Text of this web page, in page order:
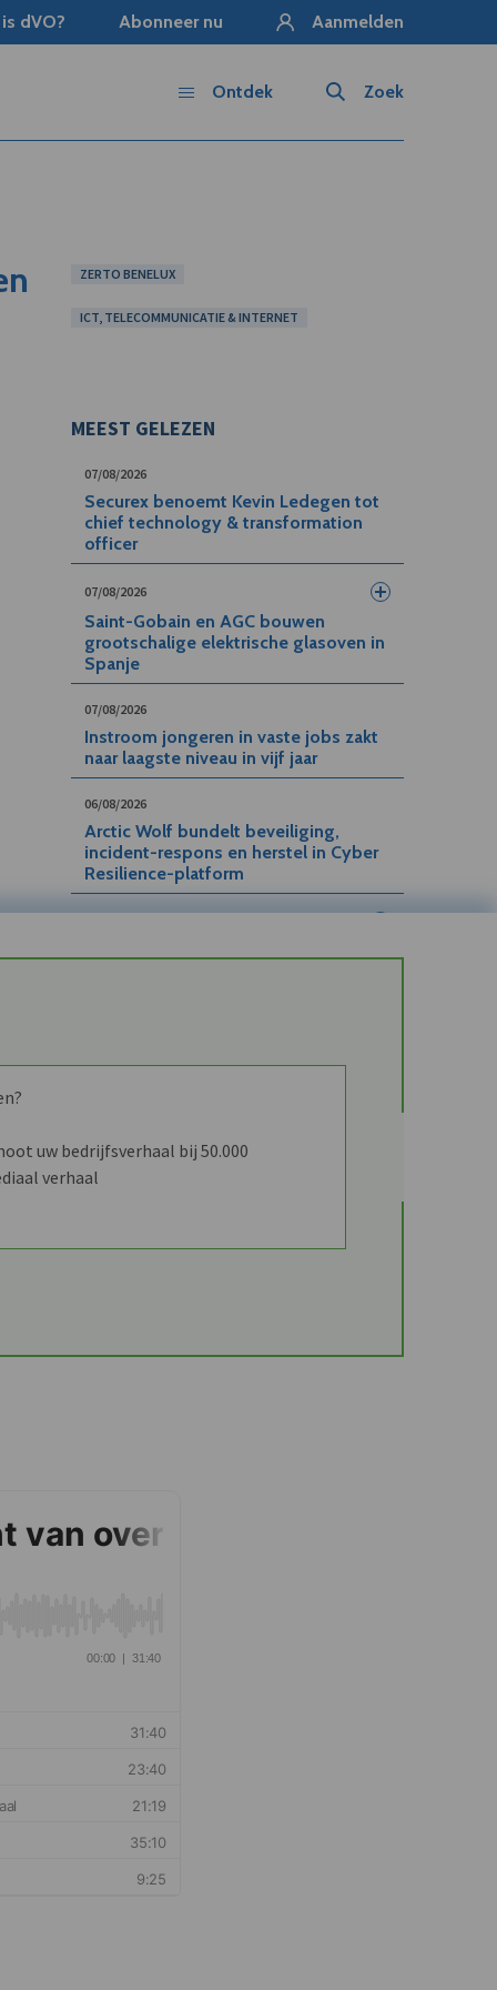
dVO? Abonneer nu Aanmelden
Zoek
Ontdek
ZERTO BENELUX
ICT, TELECOMMUNICATIE & INTERNET
MEEST GELEZEN
07/08/2026
Securex benoemt Kevin Ledegen tot
chief technology & transformation
officer
07/08/2026
Saint-Gobain en AGC bouwen
grootschalige elektrische glasoven in
Spanje
07/08/2026
Instroom jongeren in vaste jobs zakt
naar laagste niveau in vijf jaar
06/08/2026
Arctic Wolf bundelt beveiliging,
incident-respons en herstel in Cyber
Resilience-platform
uw bedrijfsverhaal bij 50.000
verhaal